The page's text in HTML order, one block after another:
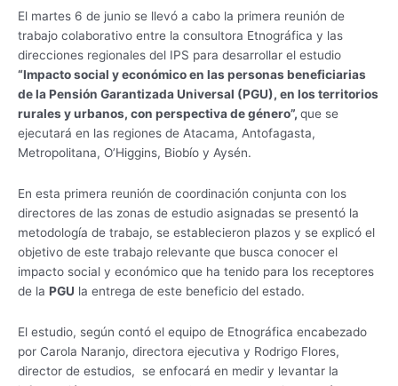
El martes 6 de junio se llevó a cabo la primera reunión de
trabajo colaborativo entre la consultora Etnográfica y las
direcciones regionales del IPS para desarrollar el estudio
“Impacto social y económico en las personas beneficiarias
de la Pensión Garantizada Universal (PGU), en los territorios
rurales y urbanos, con perspectiva de género”, que se
ejecutará en las regiones de Atacama, Antofagasta,
Metropolitana, O’Higgins, Biobío y Aysén.
En esta primera reunión de coordinación conjunta con los
directores de las zonas de estudio asignadas se presentó la
metodología de trabajo, se establecieron plazos y se explicó el
objetivo de este trabajo relevante que busca conocer el
impacto social y económico que ha tenido para los receptores
de la PGU la entrega de este beneficio del estado.
El estudio, según contó el equipo de Etnográfica encabezado
por Carola Naranjo, directora ejecutiva y Rodrigo Flores,
director de estudios, se enfocará en medir y levantar la